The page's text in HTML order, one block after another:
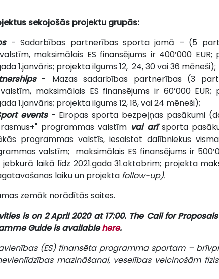
sekojošās projektu grupās:
- Sadarbības partnerības sporta jomā – (5
maksimālais ES finansējums ir 400’000 EUR;
1.janvāris; projekta ilgums 12, 24, 30 vai 36 mēneši);
- Mazas sadarbības partnerības (3
maksimālais ES finansējums ir 60’000 EUR;
1.janvāris; projekta ilgums 12, 18, vai 24 mēneši);
events- Eiropas sporta bezpeļņas pasākumi
programmas valstīm vai arīsporta
programmas valstīs, iesaistot dalībniekus
valstīm; maksimālais ES finansējums ir
laikā līdz 2021.gada 31.oktobrim; projekta
laiku un projekta follow-up).
zemāk norādītās saites.
is on 2April 2020 at 17:00. The Call for
Guide is availablehere.
(ES) finansēta programma sportam –
mazināšanai, veselības veicinošām